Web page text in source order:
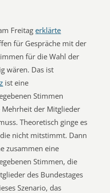
Freitagerklärte
für Gespräche mit der
für die Wahl der
wären. Das ist
ist eine
Stimmen
der Mitglieder
Theoretisch ginge es
nicht mitstimmt. Dann
zusammen eine
Stimmen, die
des Bundestages
Szenario, das